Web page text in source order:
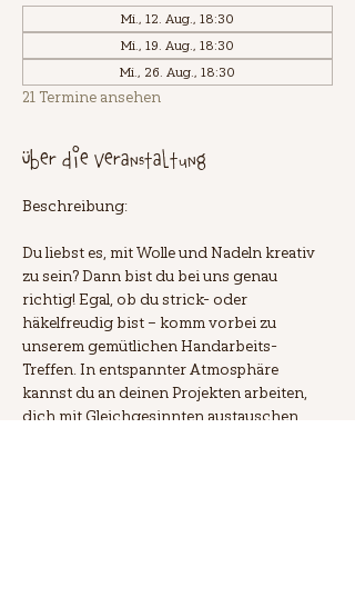
Mi., 12. Aug., 18:30
Mi., 19. Aug., 18:30
Mi., 26. Aug., 18:30
21 Termine ansehen
Über die Veranstaltung
Beschreibung:
Du liebst es, mit Wolle und Nadeln kreativ
zu sein? Dann bist du bei uns genau
richtig! Egal, ob du strick- oder
häkelfreudig bist – komm vorbei zu
unserem gemütlichen Handarbeits-
Treffen. In entspannter Atmosphäre
kannst du an deinen Projekten arbeiten,
dich mit Gleichgesinnten austauschen